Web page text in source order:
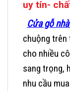
uy tín-
Cửa gỗ
chuộng
cho nhiều
sang trọng,
nhu cầu